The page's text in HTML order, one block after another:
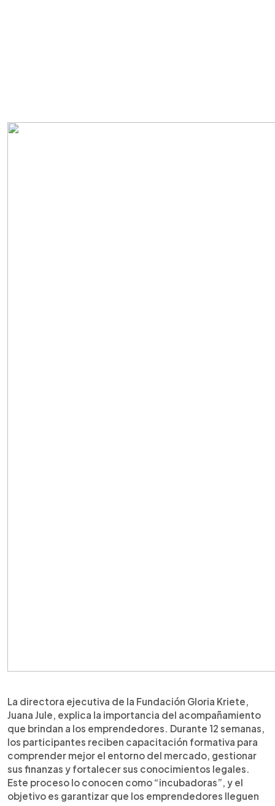
La directora ejecutiva de la Fundación Gloria Kriete,
Juana Jule, explica la importancia del acompañamiento
que brindan a los emprendedores. Durante 12 semanas,
los participantes reciben capacitación formativa para
comprender mejor el entorno del mercado, gestionar
sus finanzas y fortalecer sus conocimientos legales.
Este proceso lo conocen como “incubadoras”, y el
objetivo es garantizar que los emprendedores lleguen